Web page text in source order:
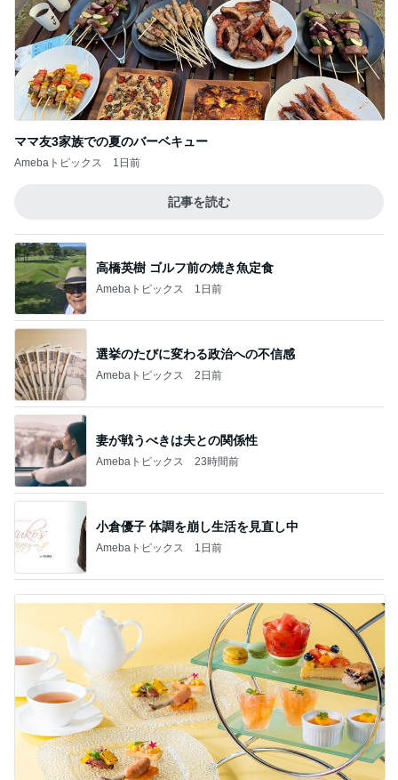
ママ友3家族での夏のバーベキュー
Amebaトピックス 1日前
記事を読む
高橋英樹 ゴルフ前の焼き魚定食
Amebaトピックス 1日前
選挙のたびに変わる政治への不信感
Amebaトピックス 2日前
妻が戦うべきは夫との関係性
Amebaトピックス 23時間前
小倉優子 体調を崩し生活を見直し中
Amebaトピックス 1日前